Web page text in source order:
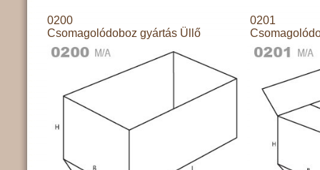
0200
Csomagolódoboz gyártás Üllő
0201